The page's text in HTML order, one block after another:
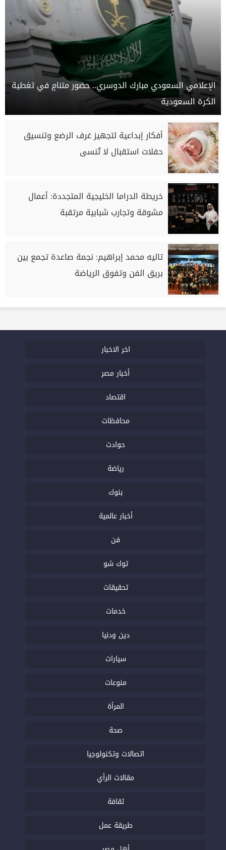
الإعلامي السعودي مبارك الدوسري.. حضور متنامٍ في تغطية
الكرة السعودية
أفكار إبداعية لتجهيز غرف الرضع وتنسيق
حفلات استقبال لا تُنسى
خريطة الدراما الخليجية المتجددة: أعمال
مشوقة وتجارب شبابية مرتقبة
تاليه محمد إبراهيم: نجمة صاعدة تجمع بين
بريق الفن وتفوق الرياضة
اخر الاخبار
أخبار مصر
اقتصاد
محافظات
حوادث
رياضة
بنوك
أخبار عالمية
فن
توك شو
تحقيقات
خدمات
دين ودنيا
سيارات
منوعات
المرأة
صحة
اتصالات وتكنولوجيا
مقالات الرأي
ثقافة
طريقة عمل